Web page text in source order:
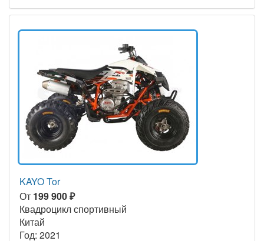
KAYO Tor
От 199 900 ₽
Квадроцикл спортивный
Китай
Год: 2021